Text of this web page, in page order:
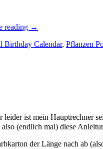
reading „Ostern
näher…“
→
Birthday Calendar, Pflanzen
ist mein
(endlich mal) diese
der Länge nach ab